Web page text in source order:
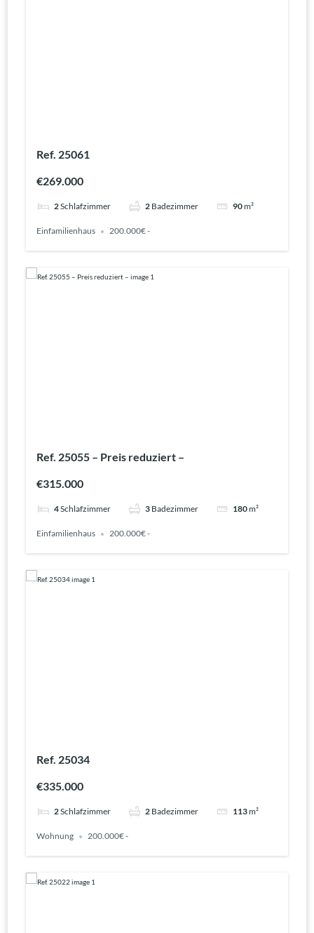
Ref. 25061
€269.000
2Schlafzimmer 2 Badezimmer 90m²
Einfamilienhaus 200.000€ -
Ref. 25055 – Preis reduziert –
€315.000
4Schlafzimmer 3 Badezimmer 180m²
Einfamilienhaus 200.000€ -
Ref. 25034
€335.000
2Schlafzimmer 2 Badezimmer 113m²
Wohnung 200.000€ -